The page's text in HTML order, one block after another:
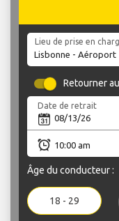
Lieu de prise en
Retourner
Date de retrait
Âge du conducteur :
18 - 29